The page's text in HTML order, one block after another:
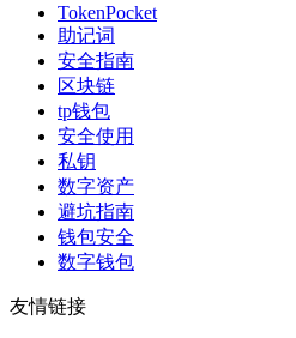
TokenPocket
助记词
安全指南
区块链
tp钱包
安全使用
私钥
数字资产
避坑指南
钱包安全
数字钱包
友情链接